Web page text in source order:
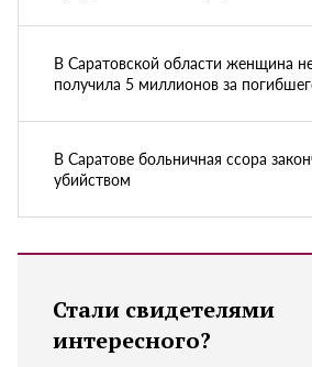
В Саратовской области женщина
получила 5 миллионов за
В Саратове больничная ссора
убийством
Стали свидетелями
интересного?